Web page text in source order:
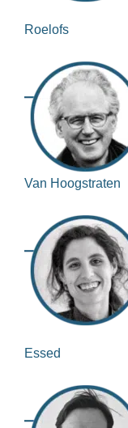
Roelofs
Van Hoogstraten
Essed